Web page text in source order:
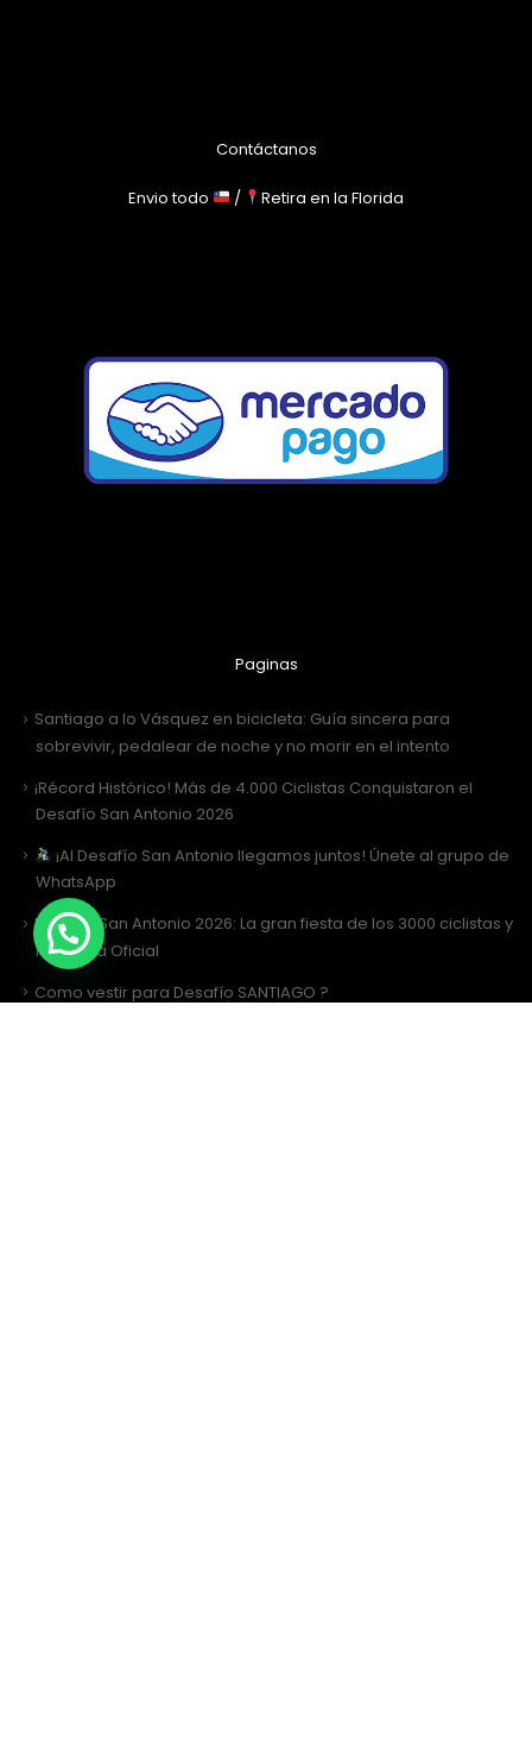
Contáctanos
Envio todo / Retira en la Florida
Paginas
Santiago a lo Vásquez en bicicleta: Guía sincera para
sobrevivir, pedalear de noche y no morir en el intento
¡Récord Histórico! Más de 4.000 Ciclistas Conquistaron el
Desafío San Antonio 2026
¡Al Desafío San Antonio llegamos juntos! Únete al grupo de
WhatsApp
Desafío San Antonio 2026: La gran fiesta de los 3000 ciclistas y
la Tricota Oficial
Como vestir para Desafío SANTIAGO ?